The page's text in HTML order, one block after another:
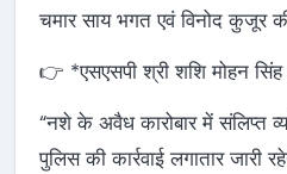
चमार साय भगत एवं विनोद कुजूर
👉 *एसएसपी श्री शशि मोहन
“नशे के अवैध कारोबार में संलिप्त
पुलिस की कार्रवाई लगातार जारी